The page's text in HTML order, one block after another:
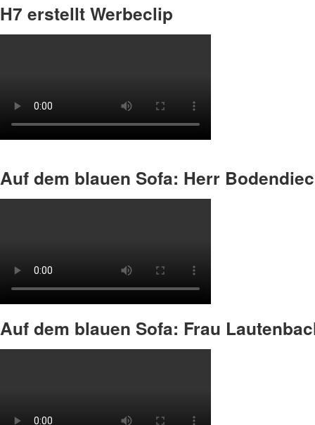
H7 erstellt Werbeclip
Auf dem blauen Sofa: Herr
Auf dem blauen Sofa: Frau